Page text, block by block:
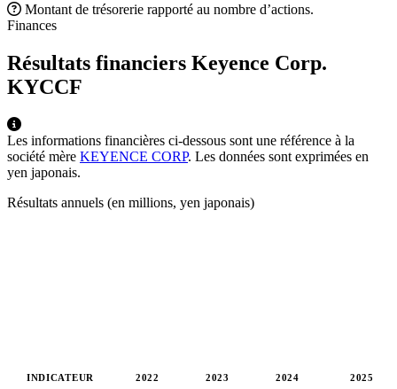
Montant de trésorerie rapporté au nombre d’actions.
Finances
Résultats financiers Keyence Corp.
KYCCF
Les informations financières ci-dessous sont une référence à la
société mère KEYENCE CORP. Les données sont exprimées en
yen japonais.
Résultats annuels (en millions, yen japonais)
INDICATEUR 2022 2023 2024 2025